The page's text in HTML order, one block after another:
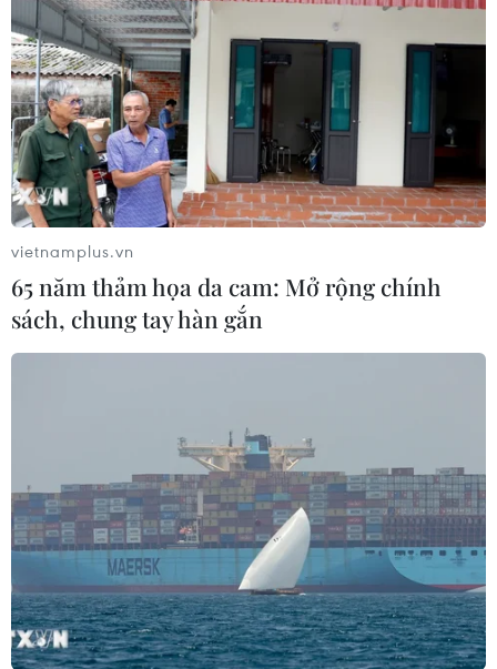
vietnamplus.vn
65 năm thảm họa da cam: Mở rộng chính
sách, chung tay hàn gắn